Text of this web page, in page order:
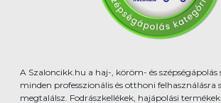
A Szaloncikk.hu a haj-, köröm- és szépségápolás
minden professzionális és otthoni felhasználásra
megtalálsz. Fodrászkellékek, hajápolási